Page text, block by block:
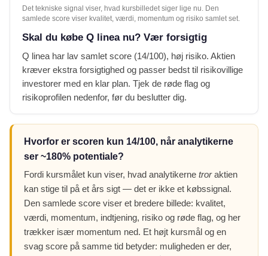
Det tekniske signal viser, hvad kursbilledet siger lige nu. Den
samlede score viser kvalitet, værdi, momentum og risiko samlet set.
Skal du købe Q linea nu? Vær forsigtig
Q linea har lav samlet score (14/100), høj risiko. Aktien
kræver ekstra forsigtighed og passer bedst til risikovillige
investorer med en klar plan. Tjek de røde flag og
risikoprofilen nedenfor, før du beslutter dig.
Hvorfor er scoren kun 14/100, når analytikerne
ser ~180% potentiale?
Fordi kursmålet kun viser, hvad analytikerne troraktien
kan stige til på et års sigt — det er ikke et købssignal.
Den samlede score viser et bredere billede: kvalitet,
værdi, momentum, indtjening, risiko og røde flag, og her
trækker især momentum ned. Et højt kursmål og en
svag score på samme tid betyder: muligheden er der,